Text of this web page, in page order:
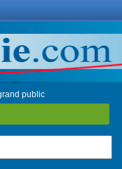
public